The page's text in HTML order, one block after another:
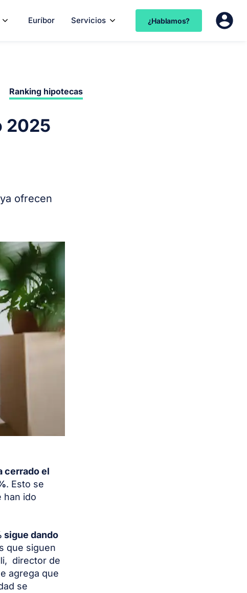
Euríbor Servicios ¿Hablamos?
Ranking hipotecas
2025
ofrecen
cerrado el
. Esto se
han ido
sigue dando
que siguen
director de
agrega que
se